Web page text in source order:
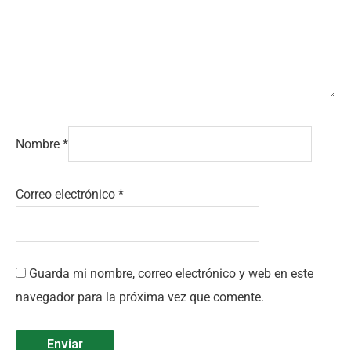
Nombre *
Correo electrónico *
Guarda mi nombre, correo electrónico y web en este
navegador para la próxima vez que comente.